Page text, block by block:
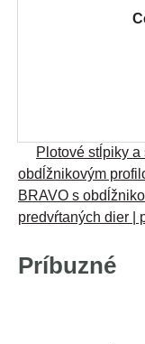
Plotové stĺpiky
obdĺžnikovým
BRAVO s
predvŕtaných dier |
Príbuzné